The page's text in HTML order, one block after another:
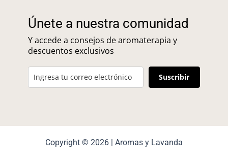
Únete a nuestra comunidad
Y accede a consejos de aromaterapia y
descuentos exclusivos
Suscribir
Copyright © 2026 | Aromas y Lavanda